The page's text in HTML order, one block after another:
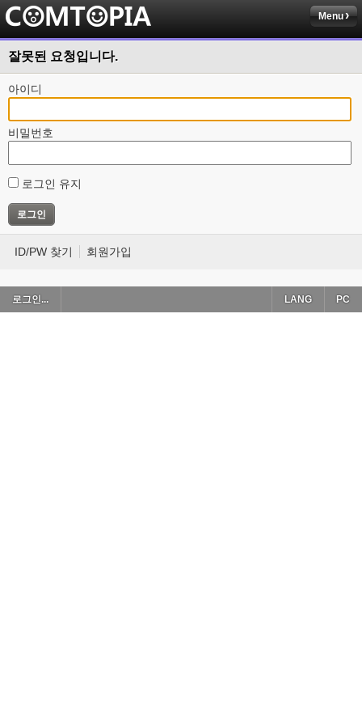
Menu
잘못된 요청입니다.
아이디
비밀번호
로그인 유지
ID/PW 찾기 회원가입
로그인... PC
LANG